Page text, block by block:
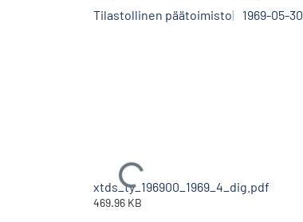
Tilastollinen päätoimisto 1969-05-30
Ladataan...
xtds_ty_196900_1969_4_dig.pdf
469.96 KB